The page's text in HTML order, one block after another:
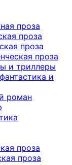
проза
проза
проза
проза
и триллеры
и
роман
проза
проза